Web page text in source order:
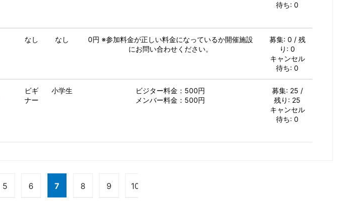
待ち: 0
なし なし
0円 ※参加料金が正しい料金になっているか開催施設
にお問い合わせください。
募集: 0 / 残
り: 0
キャンセル
待ち: 0
ビギ
ナー
小学生
ビジター料金：500円
メンバー料金：500円
募集: 25 /
残り: 25
キャンセル
待ち: 0
5 6 7 8 9 10